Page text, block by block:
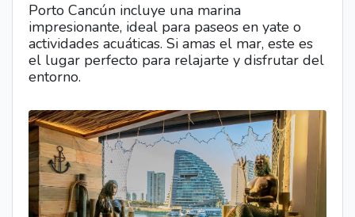
Porto Cancún incluye una marina
impresionante, ideal para paseos en yate o
actividades acuáticas. Si amas el mar, este es
el lugar perfecto para relajarte y disfrutar del
entorno.